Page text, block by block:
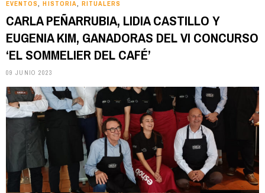
EVENTOS HISTORIA RITUALERS
CARLA PEÑARRUBIA, LIDIA CASTILLO Y
EUGENIA KIM, GANADORAS DEL VI CONCURSO
‘EL SOMMELIER DEL CAFÉ’
09 JUNIO 2023